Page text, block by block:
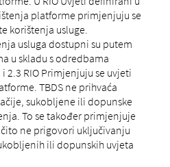
platforme primjenjuju se
korištenja usluge.
usluga dostupni su putem
u skladu s odredbama
2.3 RIO Primjenjuju se uvjeti
TBDS ne prihvaća
sukobljene ili dopunske
To se također primjenjuje
ne prigovori uključivanju
ili dopunskih uvjeta